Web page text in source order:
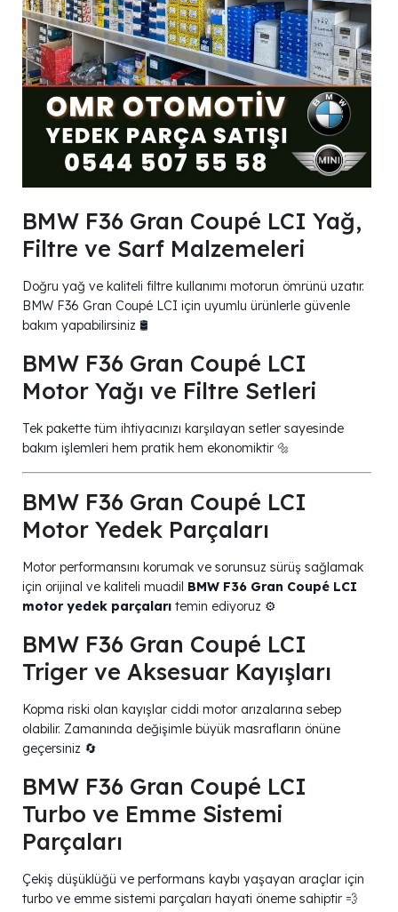
BMW F36 Gran Coupé LCI Yağ,
Filtre ve Sarf Malzemeleri
Doğru yağ ve kaliteli filtre kullanımı motorun ömrünü uzatır.
BMW F36 Gran Coupé LCI için uyumlu ürünlerle güvenle
bakım yapabilirsiniz 🛢️
BMW F36 Gran Coupé LCI
Motor Yağı ve Filtre Setleri
Tek pakette tüm ihtiyacınızı karşılayan setler sayesinde
bakım işlemleri hem pratik hem ekonomiktir 🔩
BMW F36 Gran Coupé LCI
Motor Yedek Parçaları
Motor performansını korumak ve sorunsuz sürüş sağlamak
için orijinal ve kaliteli muadil BMW F36 Gran Coupé LCI
motor yedek parçaları temin ediyoruz ⚙️
BMW F36 Gran Coupé LCI
Triger ve Aksesuar Kayışları
Kopma riski olan kayışlar ciddi motor arızalarına sebep
olabilir. Zamanında değişimle büyük masrafların önüne
geçersiniz 🔄
BMW F36 Gran Coupé LCI
Turbo ve Emme Sistemi
Parçaları
Çekiş düşüklüğü ve performans kaybı yaşayan araçlar için
turbo ve emme sistemi parçaları hayati öneme sahiptir 💨